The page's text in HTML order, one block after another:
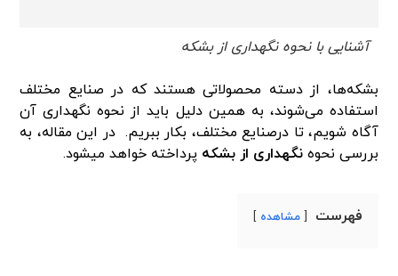
آشنایی با نحوه نگهداری از بشکه
بشکه‌ها، از دسته محصولاتی هستند که در صنایع مختلف
استفاده می‌شوند، به همین دلیل باید از نحوه نگهداری آن
آگاه شویم، تا درصنایع مختلف، بکار ببریم. در این مقاله، به
بررسی نحوهنگهداری از بشکه ‌ پرداخته خواهد میشود.
فهرست مشاهده